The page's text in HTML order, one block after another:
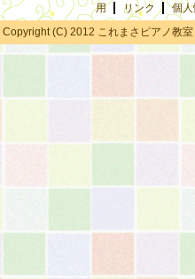
用
リンク
個
Copyright (C) 2012 これまさピアノ教